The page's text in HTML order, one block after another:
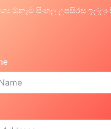
ඕනෑම සිංහල උපසිරස ඉල්ලා